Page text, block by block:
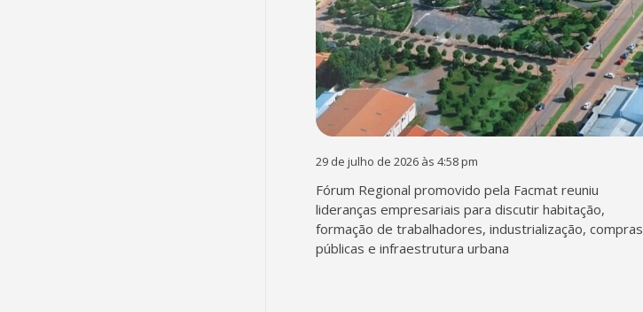
29 de julho de 2026 às 4:58 pm
Fórum Regional promovido pela Facmat reuniu
lideranças empresariais para discutir habitação,
formação de trabalhadores, industrialização, compras
públicas e infraestrutura urbana